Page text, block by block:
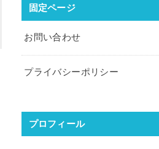
固定ページ
お問い合わせ
プライバシーポリシー
プロフィール